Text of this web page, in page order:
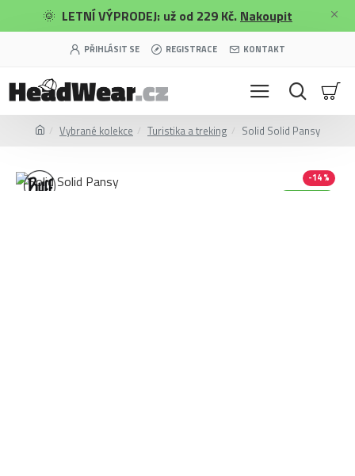
🌞 LETNÍ VÝPRODEJ: už od 229 Kč. Nakoupit
PŘIHLÁSIT SE REGISTRACE KONTAKT
Vybrané kolekce Turistika a treking Solid Solid Pansy
-14 %